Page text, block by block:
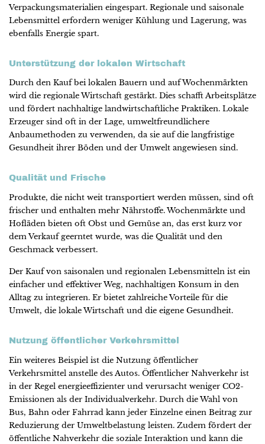
Verpackungsmaterialien eingespart. Regionale und saisonale
Lebensmittel erfordern weniger Kühlung und Lagerung, was
ebenfalls Energie spart.
Unterstützung der lokalen Wirtschaft
Durch den Kauf bei lokalen Bauern und auf Wochenmärkten
wird die regionale Wirtschaft gestärkt. Dies schafft Arbeitsplätze
und fördert nachhaltige landwirtschaftliche Praktiken. Lokale
Erzeuger sind oft in der Lage, umweltfreundlichere
Anbaumethoden zu verwenden, da sie auf die langfristige
Gesundheit ihrer Böden und der Umwelt angewiesen sind.
Qualität und Frische
Produkte, die nicht weit transportiert werden müssen, sind oft
frischer und enthalten mehr Nährstoffe. Wochenmärkte und
Hofläden bieten oft Obst und Gemüse an, das erst kurz vor
dem Verkauf geerntet wurde, was die Qualität und den
Geschmack verbessert.
Der Kauf von saisonalen und regionalen Lebensmitteln ist ein
einfacher und effektiver Weg, nachhaltigen Konsum in den
Alltag zu integrieren. Er bietet zahlreiche Vorteile für die
Umwelt, die lokale Wirtschaft und die eigene Gesundheit.
Nutzung öffentlicher Verkehrsmittel
Ein weiteres Beispiel ist die Nutzung öffentlicher
Verkehrsmittel anstelle des Autos. Öffentlicher Nahverkehr ist
in der Regel energieeffizienter und verursacht weniger CO2-
Emissionen als der Individualverkehr. Durch die Wahl von
Bus, Bahn oder Fahrrad kann jeder Einzelne einen Beitrag zur
Reduzierung der Umweltbelastung leisten. Zudem fördert der
öffentliche Nahverkehr die soziale Interaktion und kann die